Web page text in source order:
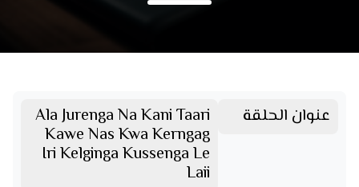
عنوان الحلقة Ala Jurenga Na Kani Taari
Kawe Nas Kwa Kerngag
Iri Kelginga Kussenga Le
Laii